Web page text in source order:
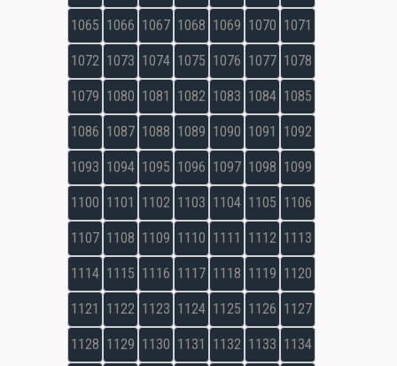
1065 1066 1067 1068 1069 1070 1071
1072 1073 1074 1075 1076 1077 1078
1079 1080 1081 1082 1083 1084 1085
1086 1087 1088 1089 1090 1091 1092
1093 1094 1095 1096 1097 1098 1099
1100 1101 1102 1103 1104 1105 1106
1107 1108 1109 1110 1111 1112 1113
1114 1115 1116 1117 1118 1119 1120
1121 1122 1123 1124 1125 1126 1127
1128 1129 1130 1131 1132 1133 1134